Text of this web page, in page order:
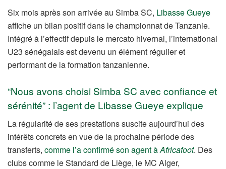
Six mois après son arrivée au Simba SC, Libasse Gueye
affiche un bilan positif dans le championnat de Tanzanie.
Intégré à l’effectif depuis le mercato hivernal, l’international
U23 sénégalais est devenu un élément régulier et
performant de la formation tanzanienne.
“Nous avons choisi Simba SC avec confiance et
sérénité” : l’agent de Libasse Gueye explique
La régularité de ses prestations suscite aujourd’hui des
intérêts concrets en vue de la prochaine période des
transferts, comme l’a confirmé son agent àAfricafoot. Des
clubs comme le Standard de Liège, le MC Alger,